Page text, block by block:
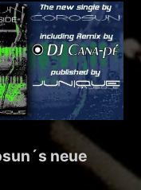
neue